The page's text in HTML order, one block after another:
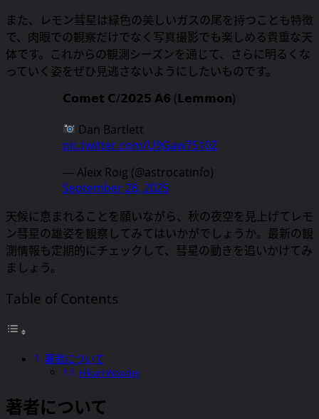
また、レモン彗星は緑色の美しいガスの尾を持つことも特徴
で、肉眼での観察だけでなく写真撮影でも楽しめる貴重な天
体です。これからの観測シーズンを通じて、さらに明るくな
っていく姿をぜひ見逃さないようにしたいものです。
𝗖𝗼𝗺𝗲𝘁 𝗖/𝟮𝟬𝟮𝟱 𝗔𝟲 (𝗟𝗲𝗺𝗺𝗼𝗻)
Dan Bartlett
pic.twitter.com/U9Gaw7510Z
— Aleix Roig (@astrocatinfo)
September 28, 2025
天候に恵まれることを願いながら、秋の夜空を見上げてレモ
ン彗星の雄姿を観察してみてはいかがでしょうか。最新の観
測情報も定期的にチェックして、彗星の動きを追いかけてみ
ましょう。
Table of Contents
著者について
Hikari Wooder
著者について